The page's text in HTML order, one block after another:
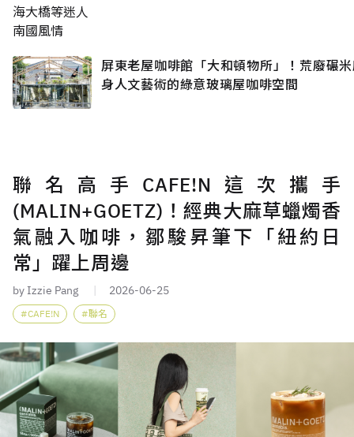
屏東老屋咖啡館「大和頓物所」！荒廢碾
身人文藝術的綠意玻璃屋咖啡空間
聯名高手CAFE!N這次攜手
(MALIN+GOETZ)！經典大麻草蠟燭香
氣融入咖啡，鄒駿昇筆下「紐約日
常」躍上周邊
by Izzie Pang 2026-06-25
CAFE!N 聯名